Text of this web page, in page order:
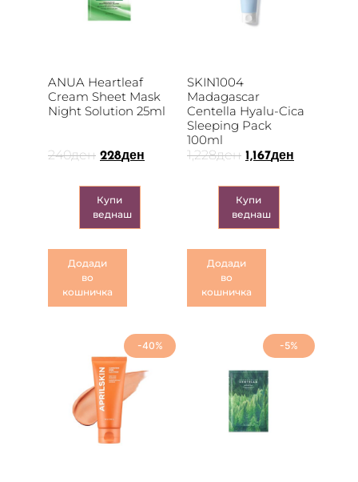
ANUA Heartleaf
Cream Sheet Mask
Night Solution 25ml
240ден 228ден
Купи
веднаш
Додади
во
кошничка
SKIN1004
Madagascar
Centella Hyalu-Cica
Sleeping Pack
100ml
1,228ден 1,167ден
Купи
веднаш
Додади
во
кошничка
-40% -5%